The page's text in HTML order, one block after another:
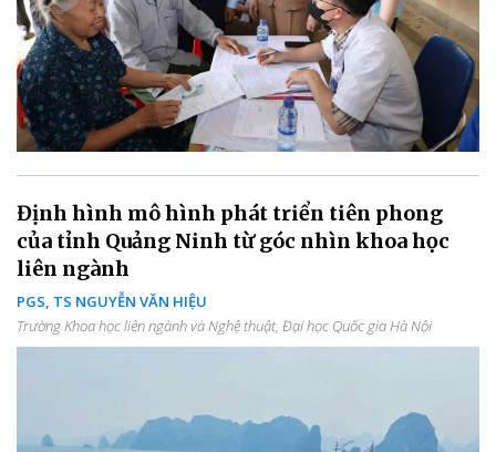
Định hình mô hình phát triển tiên phong
của tỉnh Quảng Ninh từ góc nhìn khoa học
liên ngành
PGS, TS NGUYỄN VĂN HIỆU
Trường Khoa học liên ngành và Nghệ thuật, Đại học Quốc gia Hà Nội